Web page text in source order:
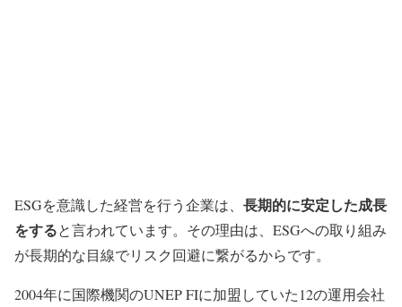
ESGを意識した経営を行う企業は、 長期的に安定した成長
をすると言われています。その理由は、ESGへの取り組み
が長期的な目線でリスク回避に繋がるからです。
2004年に国際機関のUNEP FIに加盟していた12の運用会社